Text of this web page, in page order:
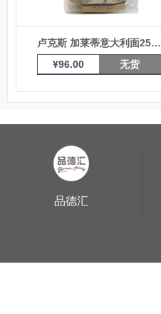
卢克斯 加莱蒂意大利面250g
¥96.00 无货
品德汇